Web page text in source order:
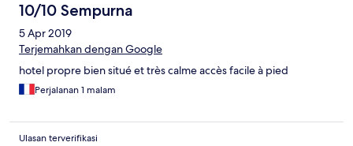
10/10 Sempurna
5 Apr 2019
Terjemahkan dengan Google
hotel propre bien situé et très calme accès facile à pied
Perjalanan 1 malam
Ulasan terverifikasi